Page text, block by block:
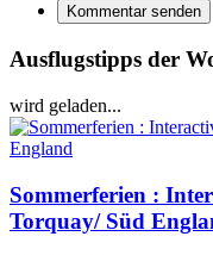
Kommentar senden
Ausflugstipps der
wird geladen...
Sommerferien :
Torquay/ Süd